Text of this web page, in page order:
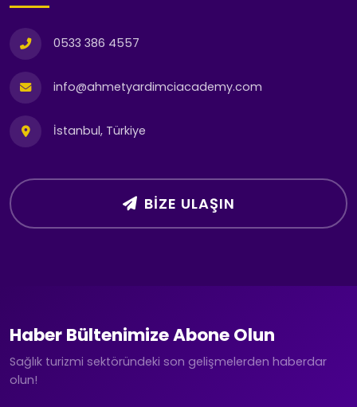
0533 386 4557
info@ahmetyardimciacademy.com
İstanbul, Türkiye
BIZE ULAŞIN
Haber Bültenimize Abone Olun
Sağlık turizmi sektöründeki son gelişmelerden haberdar
olun!